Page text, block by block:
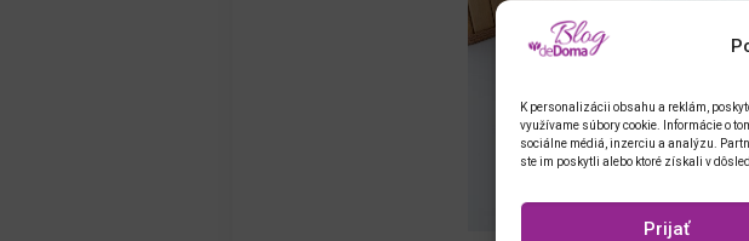
K personalizácii obsahu a reklám,
využívame súbory cookie. Informácie o
sociálne médiá, inzerciu a analýzu.
ste im poskytli alebo ktoré získali v
Prijať